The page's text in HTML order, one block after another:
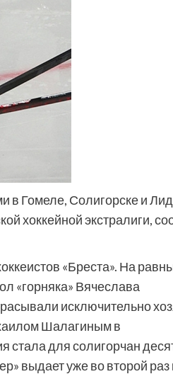
в Гомеле, Солигорске и
хоккейной экстралиги,
«Бреста». На
«горняка» Вячеслава
исключительно
Шалагиным в
стала для солигорчан
выдает уже во второй раз